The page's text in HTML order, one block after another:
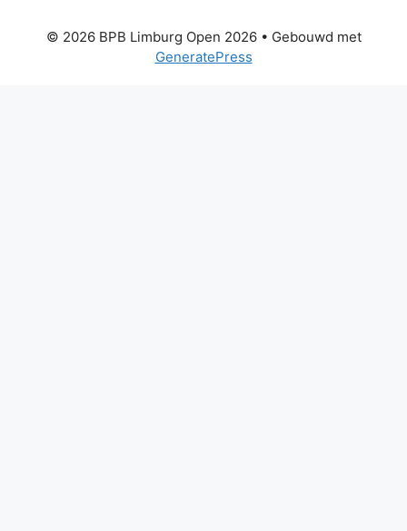
© 2026 BPB Limburg Open 2026• Gebouwd met
GeneratePress